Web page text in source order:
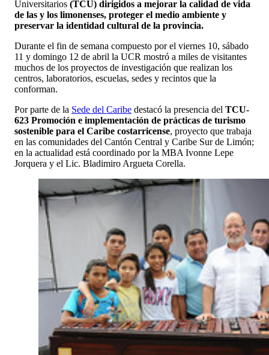
Universitarios (TCU) dirigidos a mejorar la calidad de vida
de las y los limonenses, proteger el medio ambiente y
preservar la identidad cultural de la provincia.
Durante el fin de semana compuesto por el viernes 10, sábado
11 y domingo 12 de abril la UCR mostró a miles de visitantes
muchos de los proyectos de investigación que realizan los
centros, laboratorios, escuelas, sedes y recintos que la
conforman.
Por parte de la Sede del Caribe destacó la presencia del TCU-
623 Promoción e implementación de prácticas de turismo
sostenible para el Caribe costarricense, proyecto que trabaja
en las comunidades del Cantón Central y Caribe Sur de Limón;
en la actualidad está coordinado por la MBA Ivonne Lepe
Jorquera y el Lic. Bladimiro Argueta Corella.